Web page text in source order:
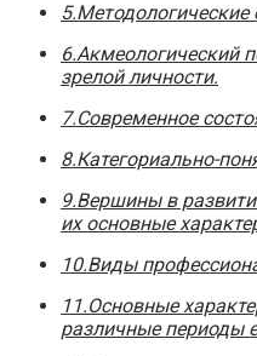
6.Акмеологический
зрелой личности.
7.Современное
8.Категориально-
9.Вершины в
их основные
10.Виды
11.Основные
различные периоды